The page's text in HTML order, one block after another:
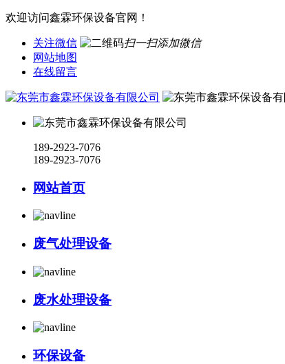
欢迎访问鑫霖环保设备官网！
关注微信
扫一扫添加微信
网站地图
在线留言
189-2923-7076
189-2923-7076
网站首页
废气处理设备
废水处理设备
环保设备